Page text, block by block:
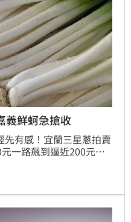
鮮蚵急搶收
先有感！宜蘭三星蔥拍賣
一路飆到逼近200元，
果付諸流水，至於市場
市場搶購潮。